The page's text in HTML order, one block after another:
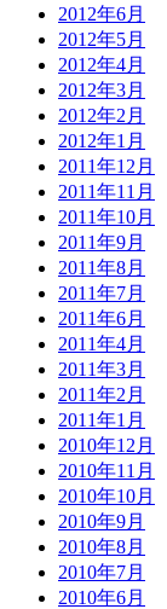
2012年6月
2012年5月
2012年4月
2012年3月
2012年2月
2012年1月
2011年12月
2011年11月
2011年10月
2011年9月
2011年8月
2011年7月
2011年6月
2011年4月
2011年3月
2011年2月
2011年1月
2010年12月
2010年11月
2010年10月
2010年9月
2010年8月
2010年7月
2010年6月